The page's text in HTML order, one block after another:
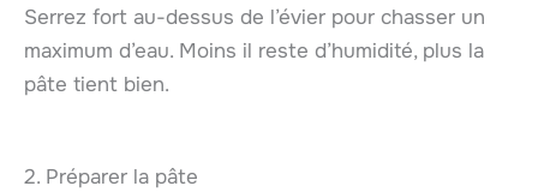
Serrez fort au-dessus de l’évier pour chasser un
maximum d’eau. Moins il reste d’humidité, plus la
pâte tient bien.
2. Préparer la pâte